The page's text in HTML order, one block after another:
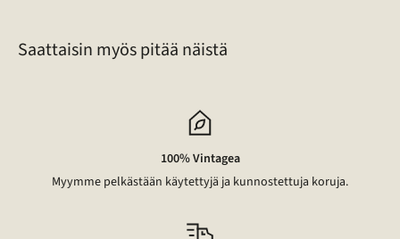
Saattaisin myös pitää näistä
100% Vintagea
Myymme pelkästään käytettyjä ja kunnostettuja koruja.